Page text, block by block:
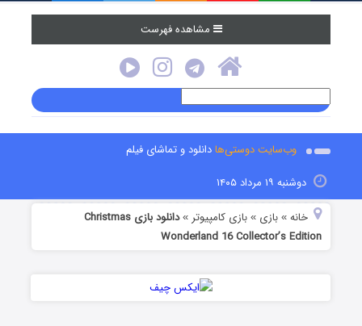
مشاهده فهرست
وب‌سایت دوستی‌هادانلود و تماشای فیلم
دوشنبه ۱۹ مرداد ۱۴۰۵
خانه »بازی »بازی کامپیوتر »
دانلود بازی Christmas
Wonderland 16 Collector’s Edition